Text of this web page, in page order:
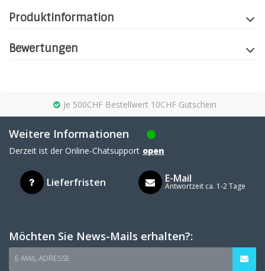
Produktinformation
Bewertungen
Je 500CHF Bestellwert 10CHF Gutschein
Weitere Informationen
Derzeit ist der Online-Chatsupport open
Lieferfristen E-Mail
Antwortzeit ca. 1-2 Tage
Möchten Sie News-Mails erhalten?:
E-MAIL-ADRESSE